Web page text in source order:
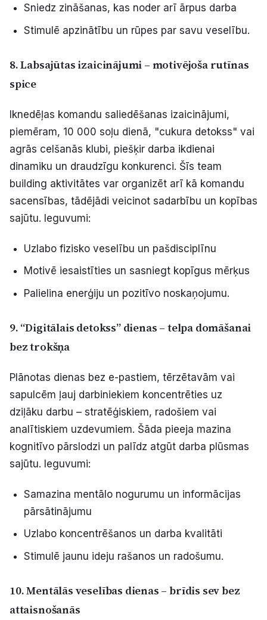
Sniedz zināšanas, kas noder arī ārpus darba
Stimulē apzinātību un rūpes par savu veselību.
8. Labsajūtas izaicinājumi – motivējoša rutīnas
spice
Iknedēļas komandu saliedēšanas izaicinājumi,
piemēram, 10 000 soļu dienā, "cukura detokss" vai
agrās celšanās klubi, piešķir darba ikdienai
dinamiku un draudzīgu konkurenci. Šīs team
building aktivitātes var organizēt arī kā komandu
sacensības, tādējādi veicinot sadarbību un kopības
sajūtu. Ieguvumi:
Uzlabo fizisko veselību un pašdisciplīnu
Motivē iesaistīties un sasniegt kopīgus mērķus
Palielina enerģiju un pozitīvo noskaņojumu.
9. “Digitālais detokss” dienas – telpa domāšanai
bez trokšņa
Plānotas dienas bez e-pastiem, tērzētavām vai
sapulcēm ļauj darbiniekiem koncentrēties uz
dziļāku darbu – stratēģiskiem, radošiem vai
analītiskiem uzdevumiem. Šāda pieeja mazina
kognitīvo pārslodzi un palīdz atgūt darba plūsmas
sajūtu. Ieguvumi:
Samazina mentālo nogurumu un informācijas
pārsātinājumu
Uzlabo koncentrēšanos un darba kvalitāti
Stimulē jaunu ideju rašanos un radošumu.
10. Mentālās veselības dienas – brīdis sev bez
attaisnošanās